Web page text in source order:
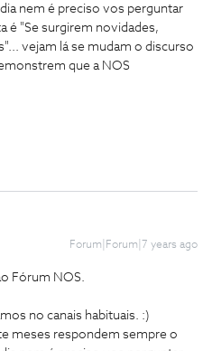
nem é preciso vos perguntar
é "Se surgirem novidades,
vejam lá se mudam o discurso
que a NOS
Forum|Forum|7 years ago
Fórum NOS.
no canais habituais. :)
meses respondem sempre o